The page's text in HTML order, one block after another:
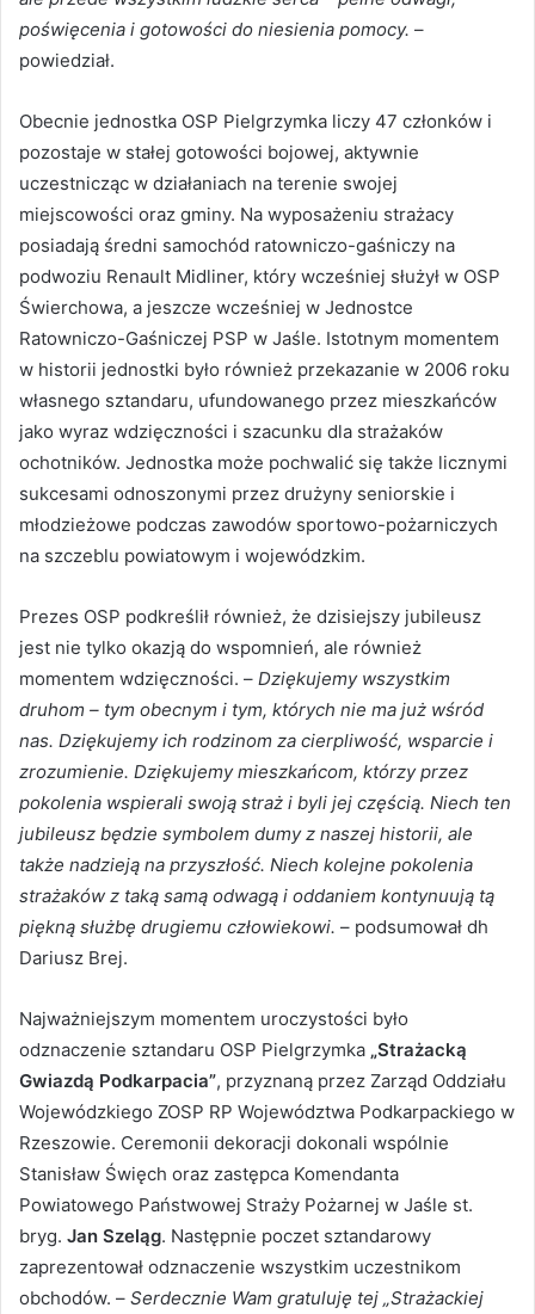
poświęcenia i gotowości do niesienia pomocy. –
powiedział.
Obecnie jednostka OSP Pielgrzymka liczy 47 członków i
pozostaje w stałej gotowości bojowej, aktywnie
uczestnicząc w działaniach na terenie swojej
miejscowości oraz gminy. Na wyposażeniu strażacy
posiadają średni samochód ratowniczo-gaśniczy na
podwoziu Renault Midliner, który wcześniej służył w OSP
Świerchowa, a jeszcze wcześniej w Jednostce
Ratowniczo-Gaśniczej PSP w Jaśle. Istotnym momentem
w historii jednostki było również przekazanie w 2006 roku
własnego sztandaru, ufundowanego przez mieszkańców
jako wyraz wdzięczności i szacunku dla strażaków
ochotników. Jednostka może pochwalić się także licznymi
sukcesami odnoszonymi przez drużyny seniorskie i
młodzieżowe podczas zawodów sportowo-pożarniczych
na szczeblu powiatowym i wojewódzkim.
Prezes OSP podkreślił również, że dzisiejszy jubileusz
jest nie tylko okazją do wspomnień, ale również
momentem wdzięczności. – Dziękujemy wszystkim
druhom – tym obecnym i tym, których nie ma już wśród
nas. Dziękujemy ich rodzinom za cierpliwość, wsparcie i
zrozumienie. Dziękujemy mieszkańcom, którzy przez
pokolenia wspierali swoją straż i byli jej częścią. Niech ten
jubileusz będzie symbolem dumy z naszej historii, ale
także nadzieją na przyszłość. Niech kolejne pokolenia
strażaków z taką samą odwagą i oddaniem kontynuują tą
piękną służbę drugiemu człowiekowi. – podsumował dh
Dariusz Brej.
Najważniejszym momentem uroczystości było
odznaczenie sztandaru OSP Pielgrzymka „Strażacką
Gwiazdą Podkarpacia”, przyznaną przez Zarząd Oddziału
Wojewódzkiego ZOSP RP Województwa Podkarpackiego w
Rzeszowie. Ceremonii dekoracji dokonali wspólnie
Stanisław Święch oraz zastępca Komendanta
Powiatowego Państwowej Straży Pożarnej w Jaśle st.
bryg. Jan Szeląg. Następnie poczet sztandarowy
zaprezentował odznaczenie wszystkim uczestnikom
obchodów. – Serdecznie Wam gratuluję tej „Strażackiej